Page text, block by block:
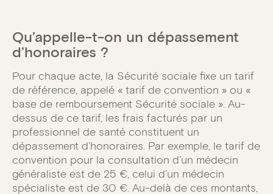
Qu’appelle-t-on un dépassement
d’honoraires ?
Pour chaque acte, la Sécurité sociale fixe un tarif
de référence, appelé « tarif de convention » ou «
base de remboursement Sécurité sociale ». Au-
dessus de ce tarif, les frais facturés par un
professionnel de santé constituent un
dépassement d’honoraires. Par exemple, le tarif de
convention pour la consultation d’un médecin
généraliste est de 25 €, celui d’un médecin
spécialiste est de 30 €. Au-delà de ces montants,